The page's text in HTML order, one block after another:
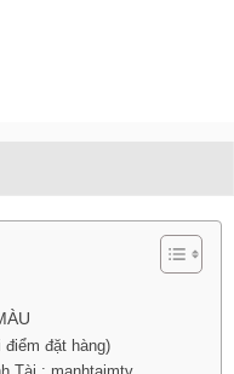
đặt hàng)